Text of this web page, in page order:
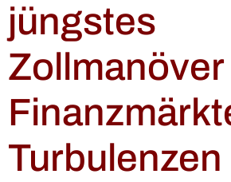
jüngstes
Zollmanöver
Turbulenzen